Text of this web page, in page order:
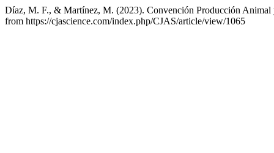
Díaz, M. F., & Martínez, M. (2023). Convención Producción
from https://cjascience.com/index.php/CJAS/article/view/1065